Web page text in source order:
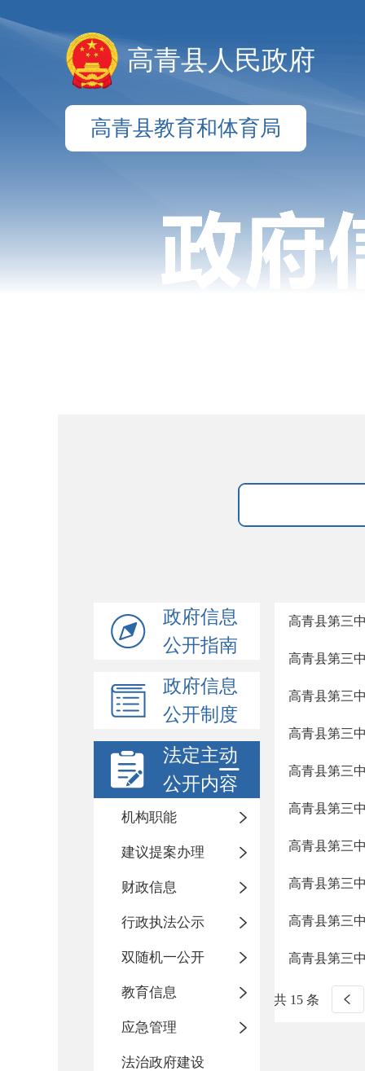
高青县人民政府
高青县教育和体育局
政府信息
公开指南
政府信息
公开制度
法定主动
公开内容
机构职能
建议提案办理
财政信息
行政执法公示
双随机一公开
教育信息
应急管理
法治政府建设
高青县第三
高青县第三
高青县第三
高青县第三
高青县第三
高青县第三
高青县第三
高青县第三
高青县第三
高青县第三
共 15 条